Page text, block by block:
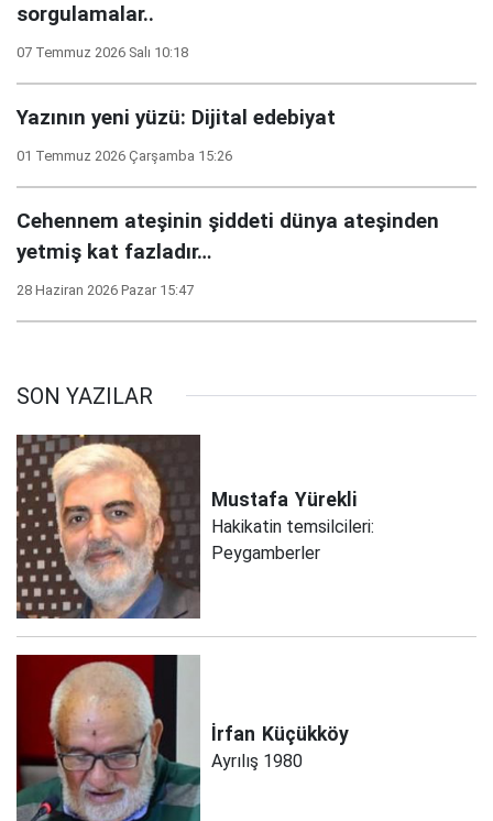
sorgulamalar..
07 Temmuz 2026 Salı 10:18
Yazının yeni yüzü: Dijital edebiyat
01 Temmuz 2026 Çarşamba 15:26
Cehennem ateşinin şiddeti dünya ateşinden
yetmiş kat fazladır…
28 Haziran 2026 Pazar 15:47
SON YAZILAR
Mustafa Yürekli
Hakikatin temsilcileri:
Peygamberler
İrfan Küçükköy
Ayrılış 1980